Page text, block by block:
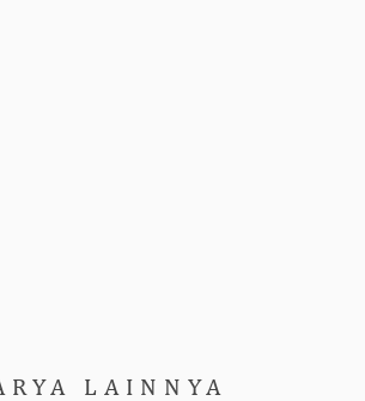
LAINNYA